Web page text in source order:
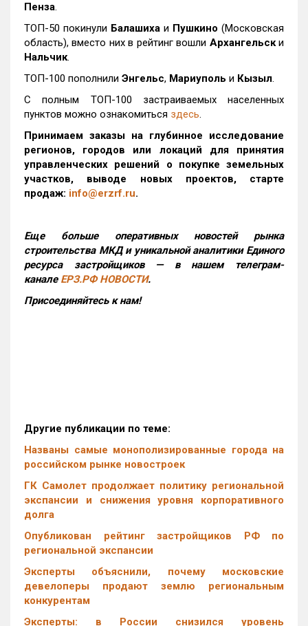
Пенза.
ТОП-50 покинули Балашиха и Пушкино (Московская
область), вместо них в рейтинг вошли Архангельски
Нальчик.
ТОП-100 пополнили Энгельс, Мариуполь и Кызыл.
С полным ТОП-100 застраиваемых населенных
пунктов можно ознакомиться здесь.
Принимаем заказы на глубинное исследование
регионов, городов или локаций для принятия
управленческих решений о покупке земельных
участков, выводе новых проектов, старте
продаж: info@erzrf.ru.
Еще больше оперативных новостей рынка
строительства МКД и уникальной аналитики Единого
ресурса застройщиков — в нашем телеграм-
канале ЕРЗ.РФ НОВОСТИ.
Присоединяйтесь к нам!
Другие публикации по теме:
Названы самые монополизированные города на
российском рынке новостроек
ГК Самолет продолжает политику региональной
экспансии и снижения уровня корпоративного
долга
Опубликован рейтинг застройщиков РФ по
региональной экспансии
Эксперты объяснили, почему московские
девелоперы продают землю региональным
конкурентам
Эксперты: в России снизился уровень